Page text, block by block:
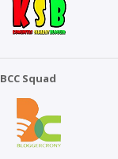
BCC Squad